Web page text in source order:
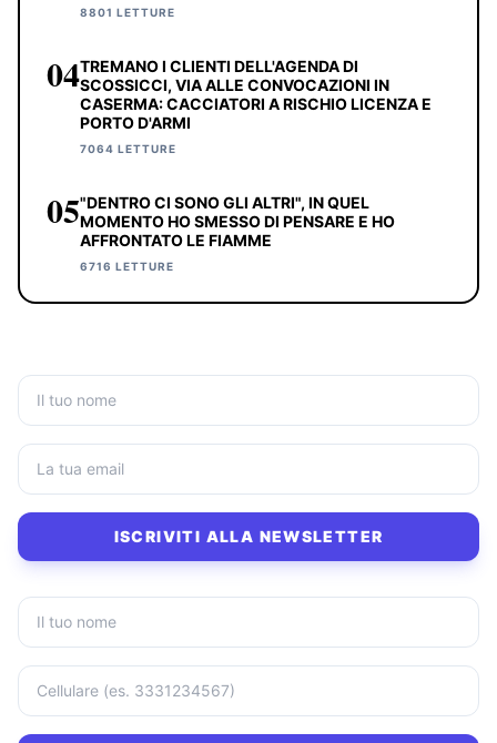
8801 LETTURE
04TREMANO I CLIENTI DELL'AGENDA DI
SCOSSICCI, VIA ALLE CONVOCAZIONI IN
CASERMA: CACCIATORI A RISCHIO LICENZA E
PORTO D'ARMI
7064 LETTURE
05"DENTRO CI SONO GLI ALTRI", IN QUEL
MOMENTO HO SMESSO DI PENSARE E HO
AFFRONTATO LE FIAMME
6716 LETTURE
ISCRIVITI ALLA NEWSLETTER